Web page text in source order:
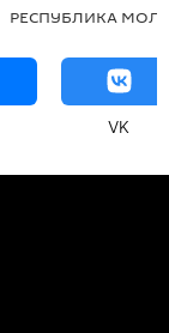
РЕСПУБЛИКА
VK